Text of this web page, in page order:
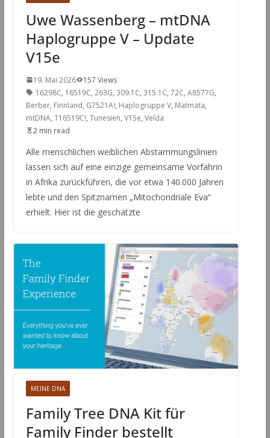
Uwe Wassenberg – mtDNA
Haplogruppe V – Update
V15e
19. Mai 2026
157 Views
16298C, 16519C, 263G, 309.1C, 315.1C, 72C, A8577G,
Berber, Finnland, G7521A!, Haplogruppe V, Matmata,
mtDNA, T16519C!, Tunesien, V15e, Velda
2 min read
Alle menschlichen weiblichen Abstammungslinien
lassen sich auf eine einzige gemeinsame Vorfahrin
in Afrika zurückführen, die vor etwa 140.000 Jahren
lebte und den Spitznamen „Mitochondriale Eva“
erhielt. Hier ist die geschätzte
MEINE DNA
Family Tree DNA Kit für
Family Finder bestellt